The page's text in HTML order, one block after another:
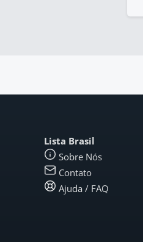
Lista Brasil
Sobre Nós
Contato
Ajuda / FAQ